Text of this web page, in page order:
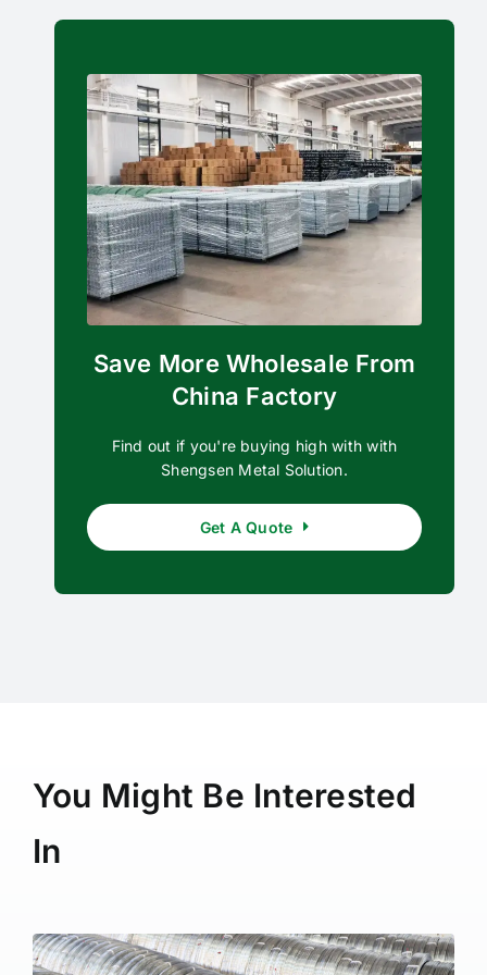
Save More Wholesale From
China Factory
Find out if you're buying high with with
Shengsen Metal Solution.
Get A Quote
You Might Be Interested
In